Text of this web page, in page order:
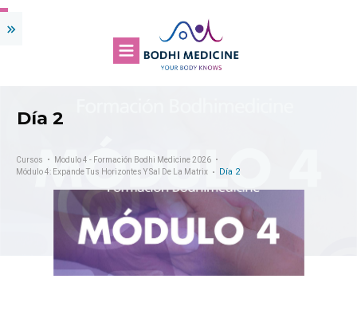
Día 2
Cursos
Modulo 4 - Formación Bodhi Medicine 2026
Módulo 4: Expande Tus Horizontes Y Sal De La Matrix
Día 2